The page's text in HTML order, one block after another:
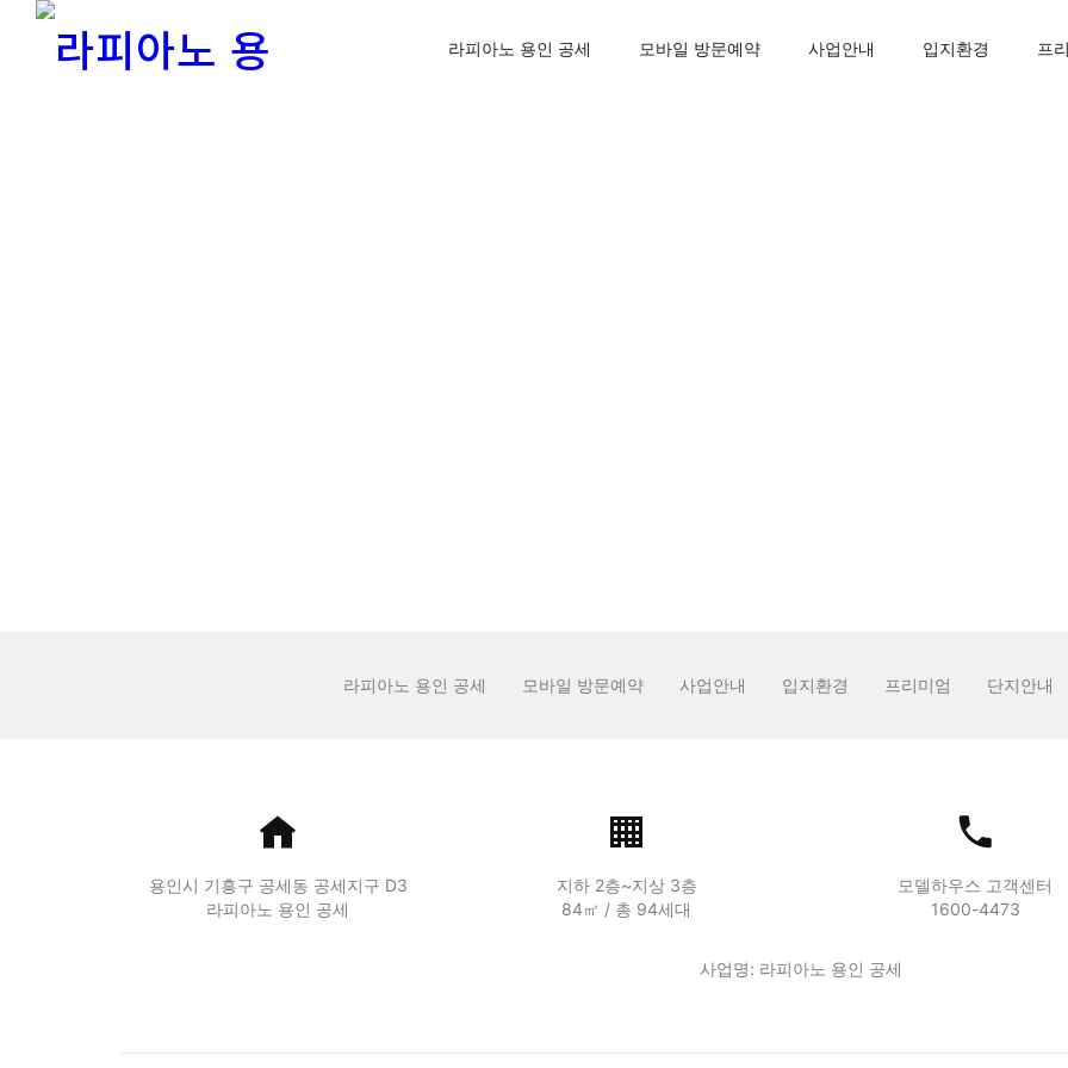
라피아노 용인 공세 모바일 방문예약 사업안내 입지환경 프
라피아노 용인 공세 모바일 방문예약 사업안내 입지환경 프리미엄 단지안내
용인시 기흥구 공세동 공세지구 D3
라피아노 용인 공세
지하 2층~지상 3층
84㎡ / 총 94세대
모델하우스 고객센터
1600-4473
사업명: 라피아노 용인 공세